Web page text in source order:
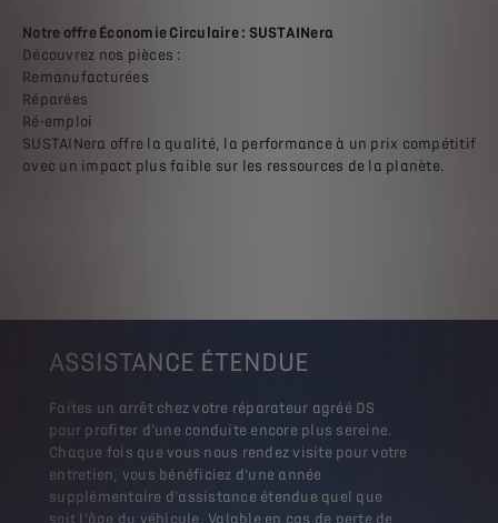
Notre offre Économie Circulaire : SUSTAINera
Découvrez nos pièces :
Remanufacturées
Réparées
Ré-emploi
SUSTAINera offre la qualité, la performance à un prix compétitif
avec un impact plus faible sur les ressources de la planète.
ASSISTANCE ÉTENDUE
Faites un arrêt chez votre réparateur agréé DS
pour profiter d'une conduite encore plus sereine.
Chaque fois que vous nous rendez visite pour votre
entretien, vous bénéficiez d'une année
supplémentaire d'assistance étendue quel que
soit l'âge du véhicule. Valable en cas de perte de